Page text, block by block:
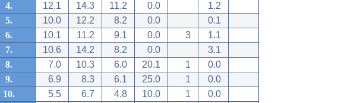
4.
12.1 14.3 11.2 0.0
1.2
5.
10.0 12.2 8.2 0.0
0.1
6.
10.1 11.2 9.1 0.0 3
1.1
7.
10.6 14.2 8.2 0.0
3.1
8.
7.0 10.3 6.0 20.1 1
0.0
9.
6.9 8.3 6.1 25.0 1
0.0
10.
5.5 6.7 4.8 10.0 1
0.0